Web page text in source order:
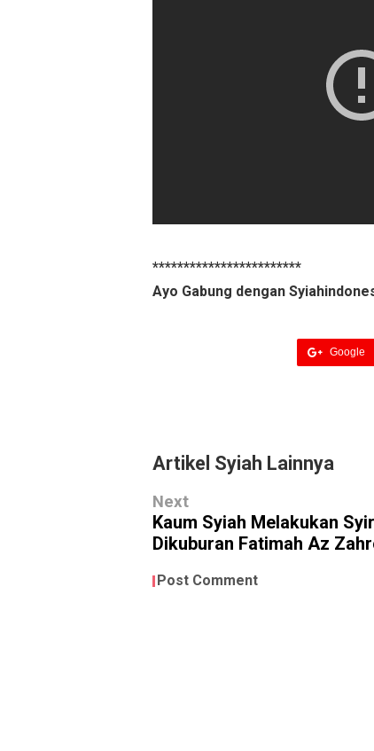
************************
Ayo Gabung dengan
Google
Artikel Syiah Lainnya
Next
Kaum Syiah Melakukan
Dikuburan Fatimah Az
Post Comment